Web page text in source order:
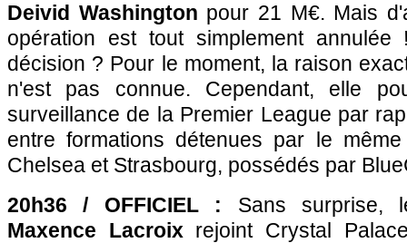
Deivid Washington pour 21 M€. Mais
opération est tout simplement
décision ? Pour le moment, la raison
n'est pas connue. Cependant, elle
surveillance de la Premier League par
entre formations détenues par le
Chelsea et Strasbourg, possédés par
20h36 / OFFICIEL : Sans surprise,
Maxence Lacroixrejoint Crystal